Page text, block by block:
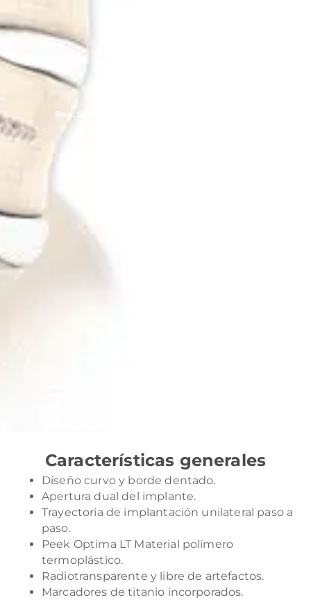
Reg. Sanitario: 1790C2021SSA / 1258E2007SSA
Características generales
Diseño curvo y borde dentado.
Apertura dual del implante.
Trayectoria de implantación unilateral paso a
paso.
Peek Optima LT Material polímero
termoplástico.
Radiotransparente y libre de artefactos.
Marcadores de titanio incorporados.